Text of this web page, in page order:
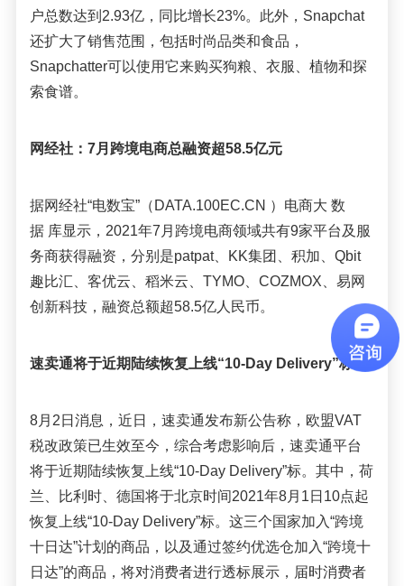
户总数达到2.93亿，同比增长23%。此外，Snapchat
还扩大了销售范围，包括时尚品类和食品，
Snapchatter可以使用它来购买狗粮、衣服、植物和探
索食谱。
网经社：7月跨境电商总融资超58.5亿元
据网经社“电数宝”（DATA.100EC.CN ）电商大 数
据 库显示，2021年7月跨境电商领域共有9家平台及服
务商获得融资，分别是patpat、KK集团、积加、Qbit
趣比汇、客优云、稻米云、TYMO、COZMOX、易网
创新科技，融资总额超58.5亿人民币。
速卖通将于近期陆续恢复上线“10-Day Delivery”标
8月2日消息，近日，速卖通发布新公告称，欧盟VAT
税改政策已生效至今，综合考虑影响后，速卖通平台
将于近期陆续恢复上线“10-Day Delivery”标。其中，荷
兰、比利时、德国将于北京时间2021年8月1日10点起
恢复上线“10-Day Delivery”标。这三个国家加入“跨境
十日达”计划的商品，以及通过签约优选仓加入“跨境十
日达”的商品，将对消费者进行透标展示，届时消费者